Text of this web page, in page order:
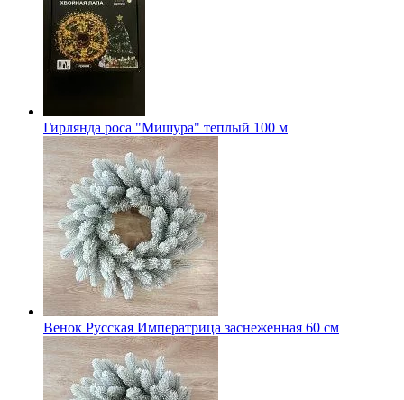
Гирлянда роса "Мишура" теплый 100 м
Венок Русская Императрица заснеженная 60 см